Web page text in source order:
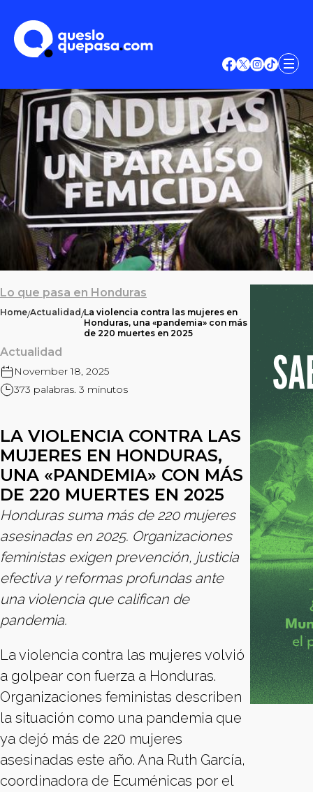
Lo que pasa en Honduras
Home/Actualidad/La violencia contra las mujeres en
Honduras, una «pandemia» con más
de 220 muertes en 2025
Actualidad
November 18, 2025
373 palabras. 3 minutos
LA VIOLENCIA CONTRA LAS
MUJERES EN HONDURAS,
UNA «PANDEMIA» CON MÁS
DE 220 MUERTES EN 2025
Honduras suma más de 220 mujeres
asesinadas en 2025. Organizaciones
feministas exigen prevención, justicia
efectiva y reformas profundas ante
una violencia que califican de
pandemia.
La violencia contra las mujeres volvió
a golpear con fuerza a Honduras.
Organizaciones feministas describen
la situación como una pandemia que
ya dejó más de 220 mujeres
asesinadas este año. Ana Ruth García,
coordinadora de Ecuménicas por el